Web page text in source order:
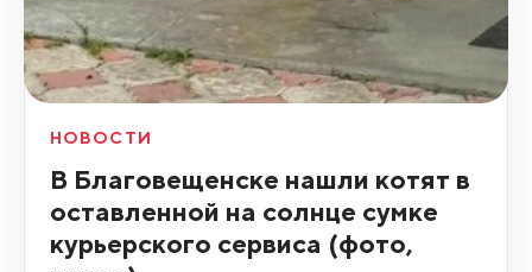
НОВОСТИ
В Благовещенске нашли котят в
оставленной на солнце сумке
курьерского сервиса (фото,